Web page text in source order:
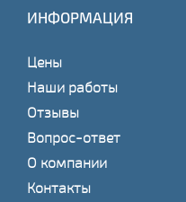
ИНФОРМАЦИЯ
Цены
Наши работы
Отзывы
Вопрос-ответ
О компании
Контакты